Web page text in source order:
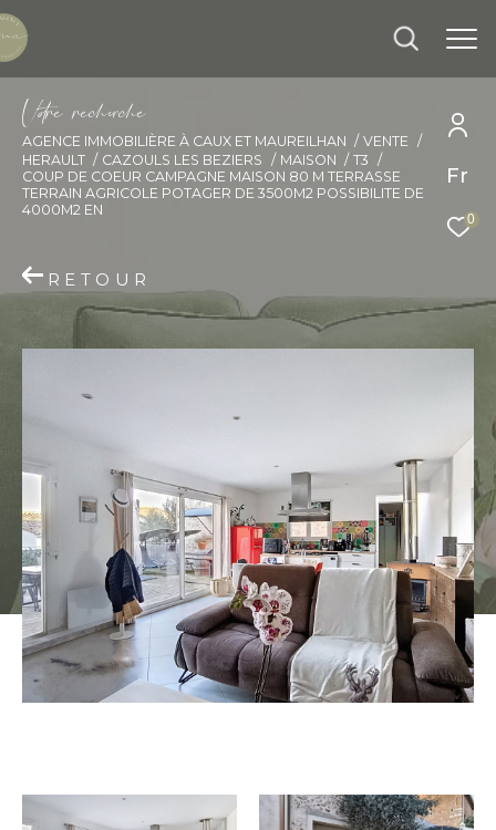
Fr
0
Vore recece
AGENCE IMMOBILIÈRE À CAUX ET MAUREILHAN
VENTE
HERAULT
CAZOULS LES BEZIERS MAISON
T3
COUP DE COEUR CAMPAGNE MAISON 80 M TERRASSE
TERRAIN AGRICOLE POTAGER DE 3500M2 POSSIBILITE DE
4000M2 EN
RETOUR
Effectuer une recherche
et trouver le bien qui correspond à vos
Type d'offre
Vente
Type de bien
Budget
Pièces
0 2 3 4 5
Localisation
Surface